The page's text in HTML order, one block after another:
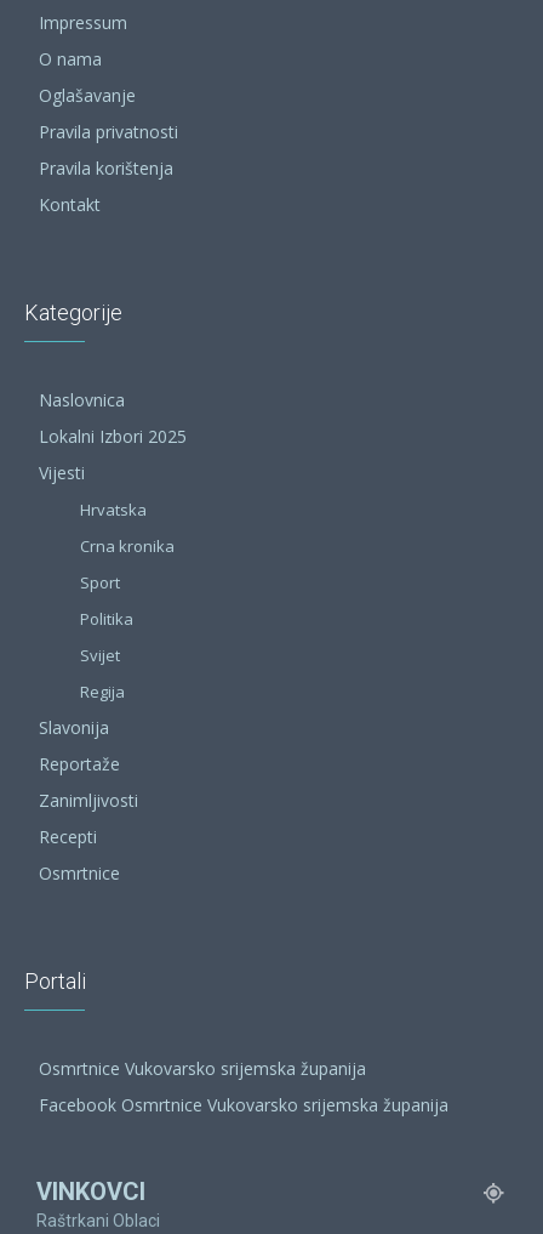
Impressum
O nama
Oglašavanje
Pravila privatnosti
Pravila korištenja
Kontakt
Kategorije
Naslovnica
Lokalni Izbori 2025
Vijesti
Hrvatska
Crna kronika
Sport
Politika
Svijet
Regija
Slavonija
Reportaže
Zanimljivosti
Recepti
Osmrtnice
Portali
Osmrtnice Vukovarsko srijemska županija
Facebook Osmrtnice Vukovarsko srijemska županija
VINKOVCI
Raštrkani Oblaci